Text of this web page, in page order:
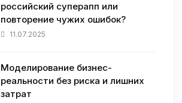
российский суперапп или
повторение чужих ошибок?
11.07.2025
Моделирование бизнес-
реальности без риска и лишних
затрат